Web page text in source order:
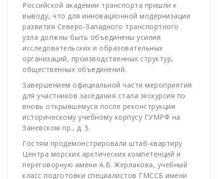
Российской академии транспорта пришли к
выводу, что для инновационной модернизации
развития Северо-Западного транспортного
узла должны быть объединены усилия
исследовательских и образовательных
организаций, производственных структур,
общественных объединений.
Завершением официальной части мероприятия
для участников заседания стала экскурсия по
вновь открывшемуся после реконструкции
историческому учебному корпусу ГУМРФ на
Заневском пр., д. 5.
Гостям продемонстрировали штаб-квартиру
Центра морских арктических компетенций и
переговорную имени А.В. Жерлакова, учебный
класс подготовки специалистов ГМССБ имени